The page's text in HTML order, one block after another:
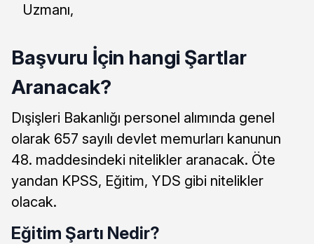
Uzmanı,
Başvuru İçin hangi Şartlar
Aranacak?
Dışişleri Bakanlığı personel alımında genel
olarak 657 sayılı devlet memurları kanunun
48. maddesindeki nitelikler aranacak. Öte
yandan KPSS, Eğitim, YDS gibi nitelikler
olacak.
Eğitim Şartı Nedir?